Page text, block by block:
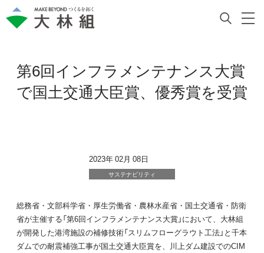
第6回インフラメンテナンス大賞
で国土交通大臣賞、優秀賞を受賞
2023年 02月 08日
サステナビリティ
総務省・文部科学省・厚生労働省・農林水産省・国土交通省・防衛
省が主催する「第6回インフラメンテナンス大賞」において、大林組
が開発した港湾施設の補修技術「スリムフローグラウト工法」と千本
ダムでの耐震補強工事が国土交通大臣賞を、川上ダム建設でのCIM